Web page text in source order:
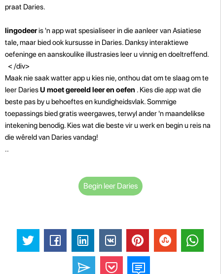
praat Daries.
lingodeeris 'n app wat spesialiseer in die aanleer van Asiatiese
tale, maar bied ook kursusse in Daries. Danksy interaktiewe
oefeninge en aanskoulike illustrasies leer u vinnig en doeltreffend.
< /div>
Maak nie saak watter app u kies nie, onthou dat om te slaag om te
leer DariesU moet gereeld leer en oefen . Kies die app wat die
beste pas by u behoeftes en kundigheidsvlak. Sommige
toepassings bied gratis weergawes, terwyl ander 'n maandelikse
intekening benodig. Kies wat die beste vir u werk en begin u reis na
die wêreld van Daries vandag!
..
Begin leer Daries